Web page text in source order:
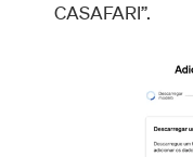
CASAFARI”.